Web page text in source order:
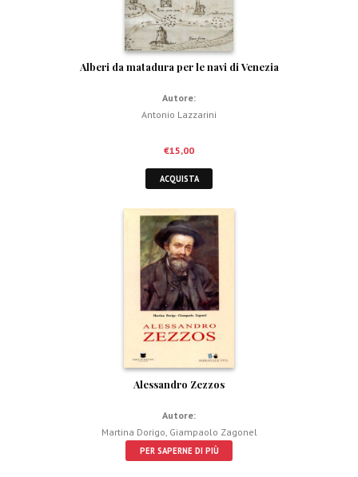
Alberi da matadura per le navi di Venezia
Autore:
Antonio Lazzarini
€15,00
ACQUISTA
Alessandro Zezzos
Autore:
Martina Dorigo Giampaolo Zagonel
PER SAPERNE DI PIÙ